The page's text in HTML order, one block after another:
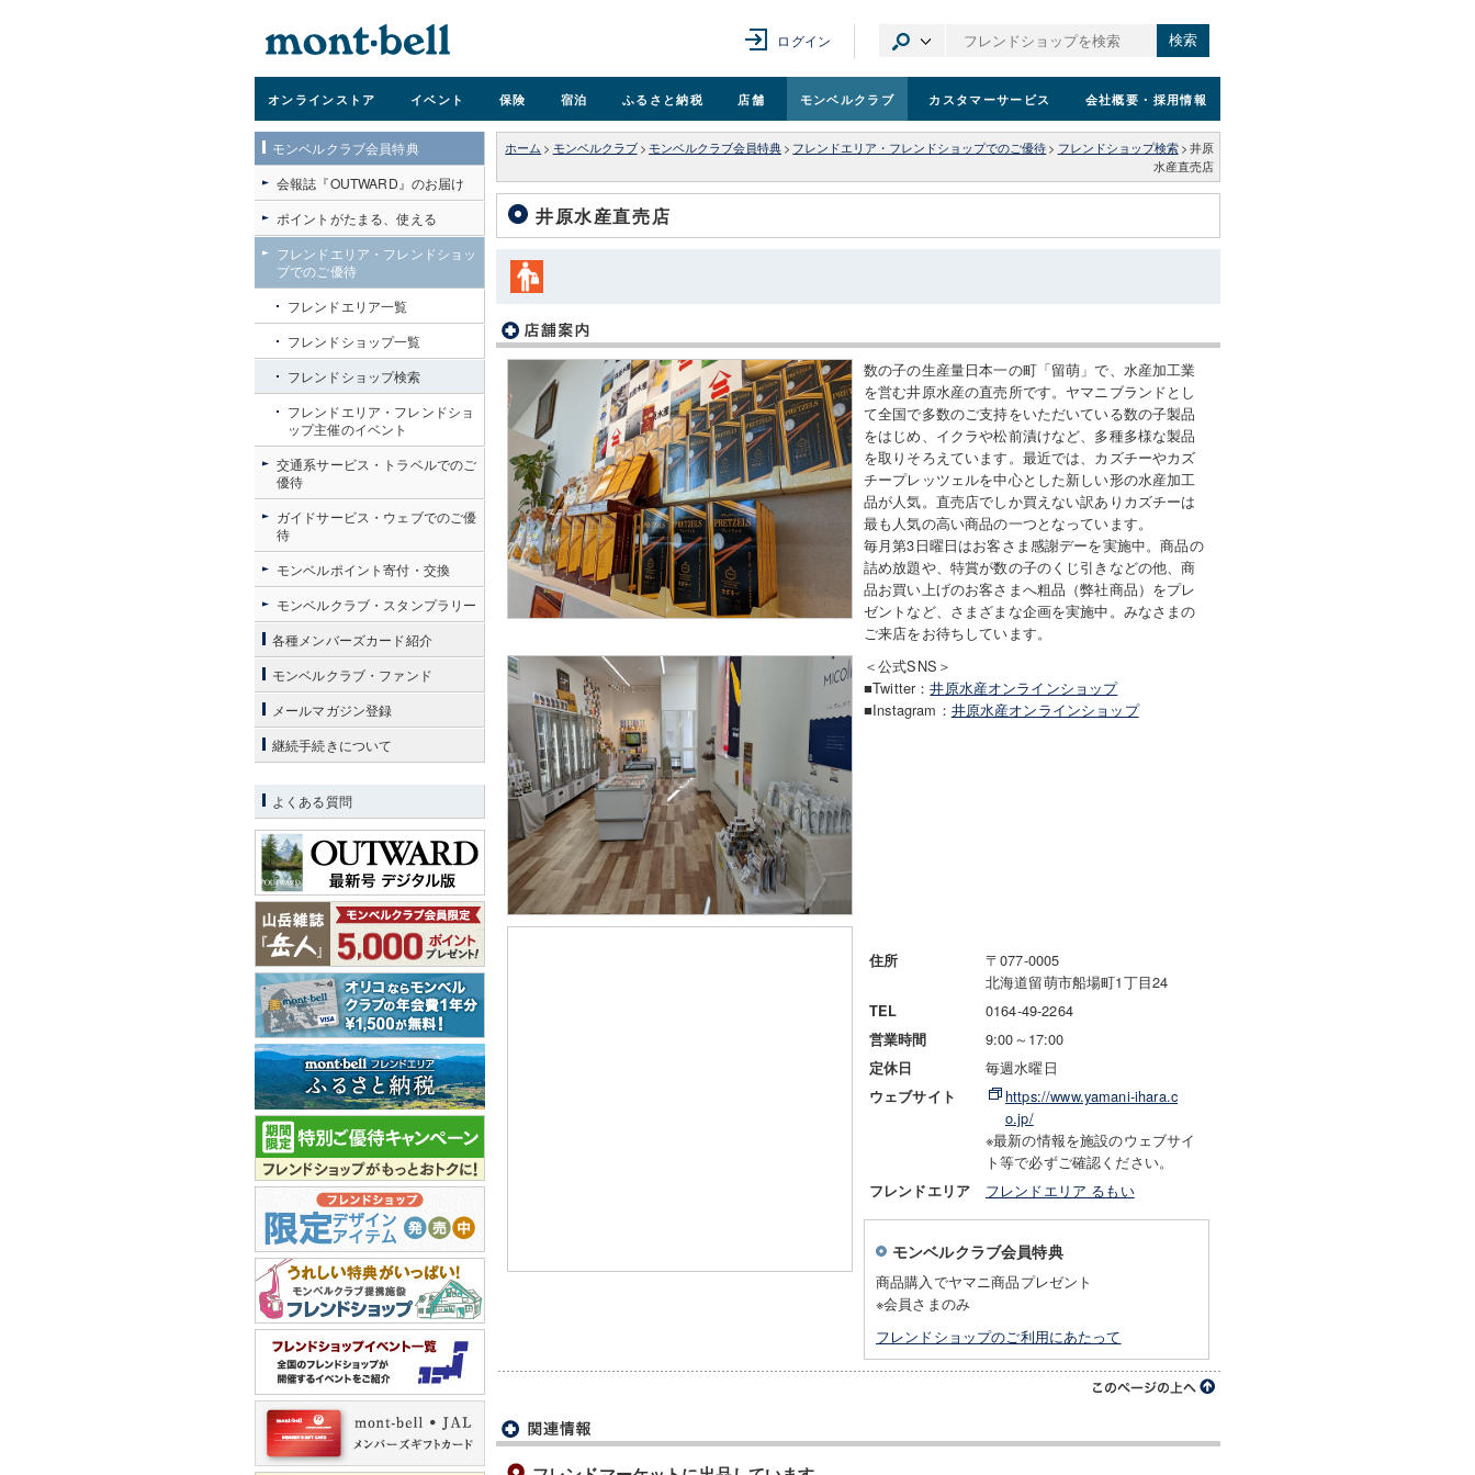
ログイン 検索
オンラインストア イベント 保険 宿泊 ふるさと納税 店舗 モンベルクラブ カスタマーサービス 会社概要 ・採用情報
ホーム > モンベルクラブ > モンベルクラブ会員特典 > フレンドエリア・フレンドショップでのご優待 > フレンドショップ検索 > 井原
水産直売店
井原水産直売店
数の子の生産量日本一の町「留萌」で、水産加工業
を営む井原水産の直売所です。ヤマニブランドとし
て全国で多数のご支持をいただいている数の子製品
をはじめ、イクラや松前漬けなど、多種多様な製品
を取りそろえています。最近では、カズチーやカズ
チープレッツェルを中心とした新しい形の水産加工
品が人気。直売店でしか買えない訳ありカズチーは
最も人気の高い商品の一つとなっています。
毎月第3日曜日はお客さま感謝デーを実施中。商品の
詰め放題や、特賞が数の子のくじ引きなどの他、商
品お買い上げのお客さまへ粗品（弊社商品）をプレ
ゼントなど、さまざまな企画を実施中。みなさまの
ご来店をお待ちしています。
＜公式SNS＞
■Twitter：井原水産オンラインショップ
■Instagram： 井原水産オンラインショップ
住所
〒077-0005
北海道留萌市船場町1丁目24
TEL 0164-49-2264
営業時間 9:00～17:00
定休日 毎週水曜日
ウェブサイト
https://www.yamani-ihara.c
o.jp/
※最新の情報を施設のウェブサイ
ト等で必ずご確認ください。
フレンドエリア フレンドエリア るもい
モンベルクラブ会員特典
商品購入でヤマニ商品プレゼント
※会員さまのみ
フレンドショップのご利用にあたって
モンベルクラブ会員特典
会報誌『OUTWARD』のお届け
ポイントがたまる、使える
フレンドエリア・フレンドショッ
プでのご優待
フレンドエリア一覧
フレンドショップ一覧
フレンドショップ検索
フレンドエリア・フレンドショ
ップ主催のイベント
交通系サービス・トラベルでのご
優待
ガイドサービス・ウェブでのご優
待
モンベルポイント寄付・交換
モンベルクラブ・スタンプラリー
各種メンバーズカード紹介
モンベルクラブ・ファンド
メールマガジン登録
継続手続きについて
よくある質問